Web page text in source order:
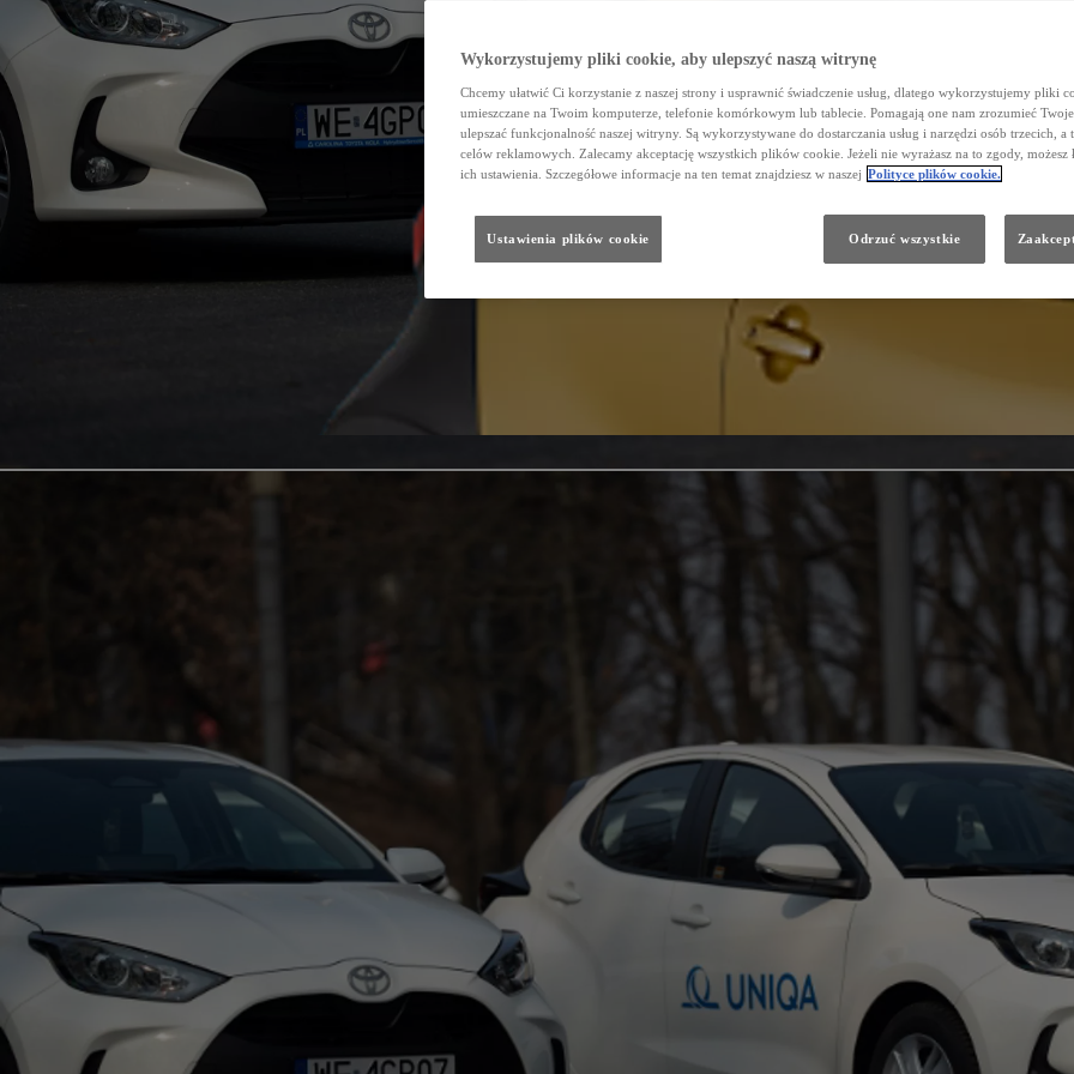
Wykorzystujemy pliki cookie, aby ulepszyć naszą witrynę
Chcemy ułatwić Ci korzystanie z naszej strony i usprawnić świadczenie usług, dlatego wykorzystujemy pliki
umieszczane na Twoim komputerze, telefonie komórkowym lub tablecie. Pomagają one nam zrozumieć
ulepszać funkcjonalność naszej witryny. Są wykorzystywane do dostarczania usług i narzędzi osób trzecich, a
celów reklamowych. Zalecamy akceptację wszystkich plików cookie. Jeżeli nie wyrażasz na to zgody, możesz
ich ustawienia. Szczegółowe informacje na ten temat znajdziesz w naszej Polityce plików cookie.
Odrzuć wszystkie
Ustawienia plików cookie